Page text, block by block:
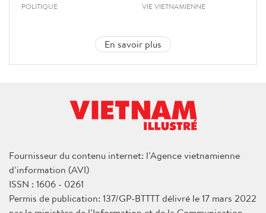
POLITIQUE VIE VIETNAMIENNE
En savoir plus
Fournisseur du contenu internet: l’Agence vietnamienne
d’information (AVI)
ISSN : 1606 - 0261
Permis de publication: 137/GP-BTTTT délivré le 17 mars 2022